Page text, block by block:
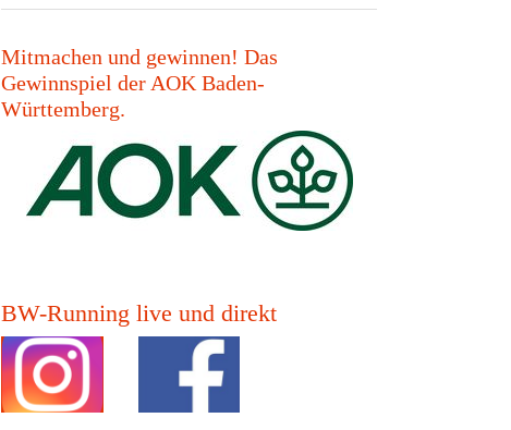
Mitmachen und gewinnen! Das
Gewinnspiel der AOK Baden-
Württemberg.
BW-Running live und direkt